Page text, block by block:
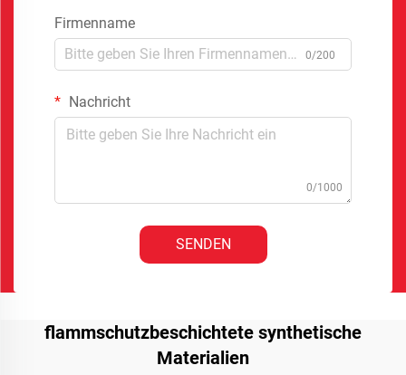
Firmenname
0/200
Nachricht
0/1000
SENDEN
flammschutzbeschichtete synthetische
Materialien